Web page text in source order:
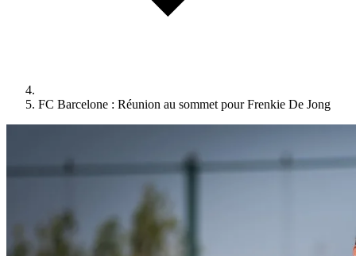
FC Barcelone : Réunion au sommet pour Frenkie De Jong